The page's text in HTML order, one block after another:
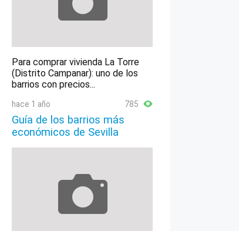
Para comprar vivienda La Torre
(Distrito Campanar): uno de los
barrios con precios...
hace 1 año 785
Guía de los barrios más
económicos de Sevilla